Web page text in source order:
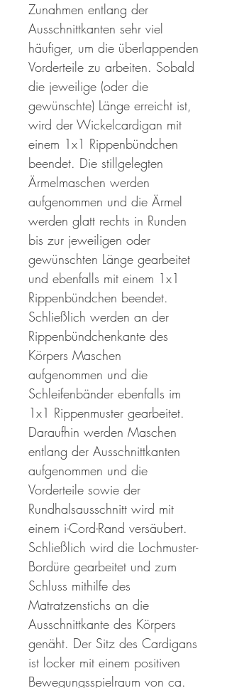
Zunahmen entlang der
Ausschnittkanten sehr viel
häufiger, um die überlappenden
Vorderteile zu arbeiten. Sobald
die jeweilige (oder die
gewünschte) Länge erreicht ist,
wird der Wickelcardigan mit
einem 1x1 Rippenbündchen
beendet. Die stillgelegten
Ärmelmaschen werden
aufgenommen und die Ärmel
werden glatt rechts in Runden
bis zur jeweiligen oder
gewünschten Länge gearbeitet
und ebenfalls mit einem 1x1
Rippenbündchen beendet.
Schließlich werden an der
Rippenbündchenkante des
Körpers Maschen
aufgenommen und die
Schleifenbänder ebenfalls im
1x1 Rippenmuster gearbeitet.
Daraufhin werden Maschen
entlang der Ausschnittkanten
aufgenommen und die
Vorderteile sowie der
Rundhalsausschnitt wird mit
einem i-Cord-Rand versäubert.
Schließlich wird die Lochmuster-
Bordüre gearbeitet und zum
Schluss mithilfe des
Matratzenstichs an die
Ausschnittkante des Körpers
genäht. Der Sitz des Cardigans
ist locker mit einem positiven
Bewegungsspielraum von ca.